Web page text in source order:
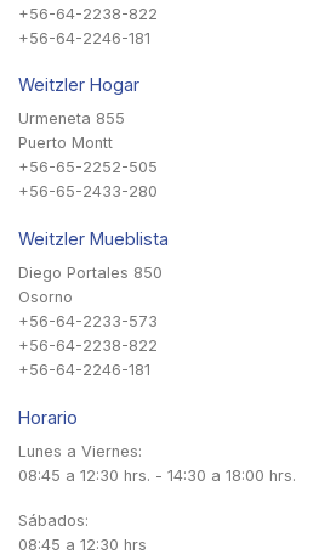
+56-64-2238-822
+56-64-2246-181
Weitzler Hogar
Urmeneta 855
Puerto Montt
+56-65-2252-505
+56-65-2433-280
Weitzler Mueblista
Diego Portales 850
Osorno
+56-64-2233-573
+56-64-2238-822
+56-64-2246-181
Horario
Lunes a Viernes:
08:45 a 12:30 hrs. - 14:30 a 18:00 hrs.
Sábados:
08:45 a 12:30 hrs